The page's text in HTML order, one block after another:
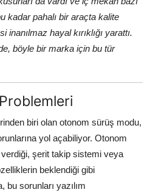
kadar pahalı bir araçta kalite
hayal kırıklığı yarattı.
böyle bir marka için bu tür
biri olan otonom sürüş modu,
yol açabiliyor. Otonom
şerit takip sistemi veya
beklendiği gibi
bu sorunları yazılım